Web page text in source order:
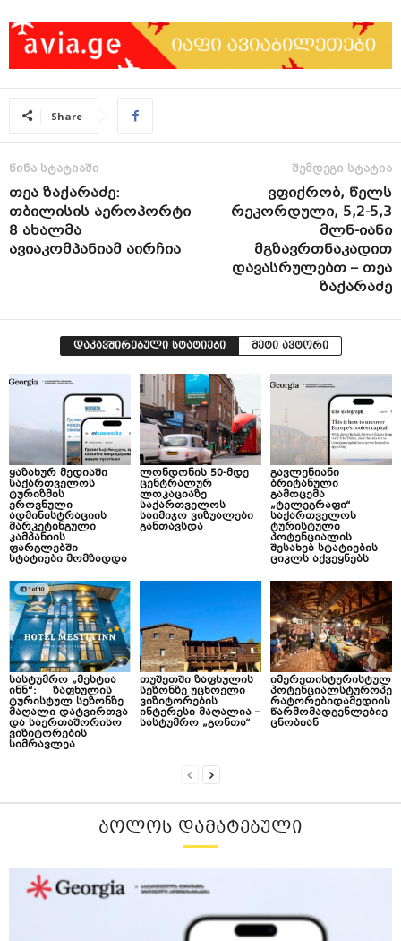
Share
წინა სტატიაში
თეა ზაქარაძე:
თბილისის აეროპორტი
8 ახალმა
ავიაკომპანიამ აირჩია
შემდეგი სტატია
ვფიქრობ, წელს
რეკორდული, 5,2-5,3
მლნ-იანი
მგზავრთნაკადით
დავასრულებთ – თეა
ზაქარაძე
დაკავშირებული სტატიები მეტი ავტორი
ყაზახურ მედიაში
საქართველოს
ტურიზმის
ეროვნული
ადმინისტრაციის
მარკეტინგული
კამპანიის
ფარგლებში
სტატიები მომზადდა
ლონდონის 50-მდე
ცენტრალურ
ლოკაციაზე
საქართველოს
საიმიჯო ვიზუალები
განთავსდა
გავლენიანი
ბრიტანული
გამოცემა
„ტელეგრაფი“
საქართველოს
ტურისტული
პოტენციალის
შესახებ სტატიების
ციკლს აქვეყნებს
სასტუმრო „მესტია
ინნ“: ზაფხულის
ტურისტულ სეზონზე
მაღალი დატვირთვა
და საერთაშორისო
ვიზიტორების
სიმრავლეა
თუშეთში ზაფხულის
სეზონზე უცხოელი
ვიზიტორების
ინტერესი მაღალია –
სასტუმრო „გონთა“
იმერეთისტურისტულ
პოტენციალსტუროპე
რატორებიდამედიის
წარმომადგენლებიე
ცნობიან
ᲑᲝᲚᲝᲡ ᲓᲐᲛᲐᲢᲔᲑᲣᲚᲘ